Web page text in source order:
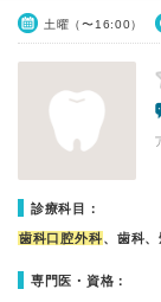
土曜（〜16:00）
診療科目：
歯科口腔外科、歯科
専門医・資格：